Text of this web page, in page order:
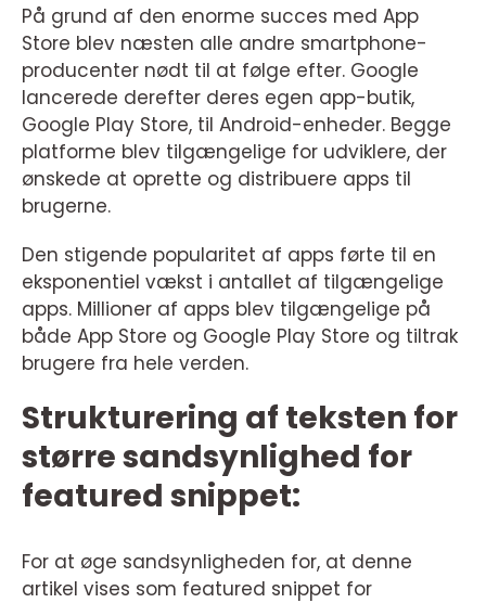
På grund af den enorme succes med App
Store blev næsten alle andre smartphone-
producenter nødt til at følge efter. Google
lancerede derefter deres egen app-butik,
Google Play Store, til Android-enheder. Begge
platforme blev tilgængelige for udviklere, der
ønskede at oprette og distribuere apps til
brugerne.
Den stigende popularitet af apps førte til en
eksponentiel vækst i antallet af tilgængelige
apps. Millioner af apps blev tilgængelige på
både App Store og Google Play Store og tiltrak
brugere fra hele verden.
Strukturering af teksten for
større sandsynlighed for
featured snippet:
For at øge sandsynligheden for, at denne
artikel vises som featured snippet for